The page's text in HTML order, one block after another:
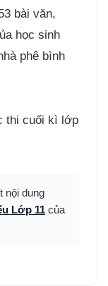
bài văn,
học sinh
phê bình
thi cuối kì lớp
nội dung
Lớp 11 của